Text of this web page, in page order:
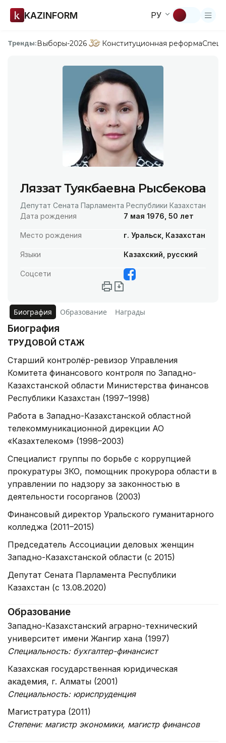
KAZINFORM РУ
Тренды:Выборы-2026 Конституционная реформа
Ляззат Туякбаевна Рысбекова
Депутат Сената Парламента Республики Казахстан
Дата рождения
7 мая 1976, 50 лет
Место рождения г. Уральск, Казахстан
Языки Казахский, русский
Соцсети
Биография Образование Награды
Биография
ТРУДОВОЙ СТАЖ
Старший контролёр-ревизор Управления
Комитета финансового контроля по Западно-
Казахстанской области Министерства финансов
Республики Казахстан (1997–1998)
Работа в Западно-Казахстанской областной
телекоммуникационной дирекции АО
«Казахтелеком» (1998–2003)
Специалист группы по борьбе с коррупцией
прокуратуры ЗКО, помощник прокурора области в
управлении по надзору за законностью в
деятельности госорганов (2003)
Финансовый директор Уральского гуманитарного
колледжа (2011–2015)
Председатель Ассоциации деловых женщин
Западно-Казахстанской области (с 2015)
Депутат Сената Парламента Республики
Казахстан (с 13.08.2020)
Образование
Западно-Казахстанский аграрно-технический
университет имени Жангир хана (1997)
Специальность: бухгалтер-финансист
Казахская государственная юридическая
академия, г. Алматы (2001)
Специальность: юриспруденция
Магистратура (2011)
Степени: магистр экономики, магистр финансов